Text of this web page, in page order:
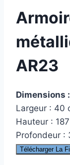
AR23
Dimensions :
Largeur : 40
Hauteur :
Profondeur :
Télécharger La